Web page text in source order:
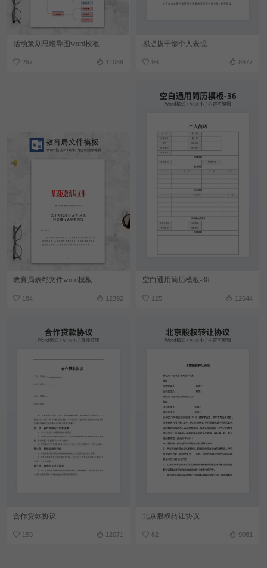
活动策划思维导图word模板
297 11089
拟提拔干部个人表现
96 8677
教育局表彰文件word模板
184 12392
空白通用简历模板-36
125 12644
合作贷款协议
159 12071
北京股权转让协议
82 9081